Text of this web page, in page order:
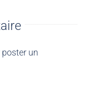
poster un